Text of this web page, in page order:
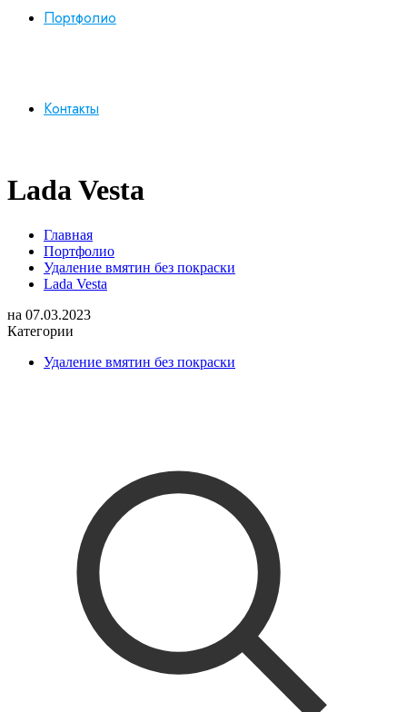
Портфолио
Контакты
Lada Vesta
Главная
Портфолио
Удаление вмятин без покраски
Lada Vesta
на 07.03.2023
Категории
Удаление вмятин без покраски